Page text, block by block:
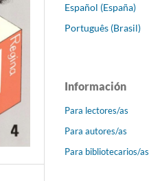
Español (España)
Português (Brasil)
Información
Para lectores/as
Para autores/as
Para bibliotecarios/as